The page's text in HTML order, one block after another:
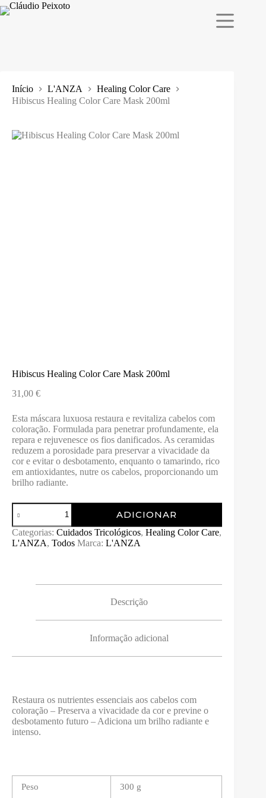
Pular
para
Início L'ANZA
Healing Color Care
Hibiscus Healing Color Care Mask 200ml
Hibiscus Healing Color Care Mask 200ml
31,00 €
Esta máscara luxuosa restaura e revitaliza cabelos com
coloração. Formulada para penetrar profundamente, ela
repara e rejuvenesce os fios danificados. As ceramidas
reduzem a porosidade para preservar a vivacidade da
cor e evitar o desbotamento, enquanto o tamarindo, rico
em antioxidantes, nutre os cabelos, proporcionando um
brilho radiante.
Quantidade
de
Hibiscus
Healing
Color
ADICIONAR
Categorias: Cuidados Tricológicos, Healing Color Care,
L'ANZA, Todos Marca: L'ANZA
Descrição
Informação adicional
Restaura os nutrientes essenciais aos cabelos com
coloração – Preserva a vivacidade da cor e previne o
desbotamento futuro – Adiciona um brilho radiante e
intenso.
Peso 300 g